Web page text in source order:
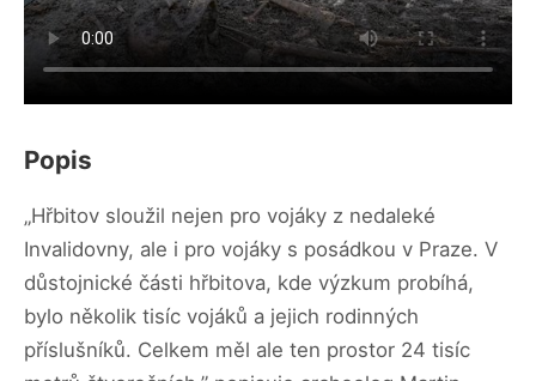
Popis
„Hřbitov sloužil nejen pro vojáky z nedaleké
Invalidovny, ale i pro vojáky s posádkou v Praze. V
důstojnické části hřbitova, kde výzkum probíhá,
bylo několik tisíc vojáků a jejich rodinných
příslušníků. Celkem měl ale ten prostor 24 tisíc